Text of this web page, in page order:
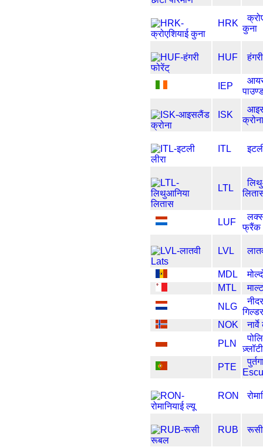
HRK
कुना
HUF
IEP
ISK
क्रोना
ITL
LTL
LUF
फ्रैंक
LVL
MDL
MTL
NLG
गिल्डर
NOK
PLN
ज़्लॉटी
PTE
RON
RUB